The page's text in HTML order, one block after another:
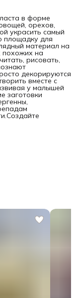
в форме
орехов,
украсить самый
площадку для
материал на
похожих на
рисовать,
декорируются
вместе с
у малышей
заготовки